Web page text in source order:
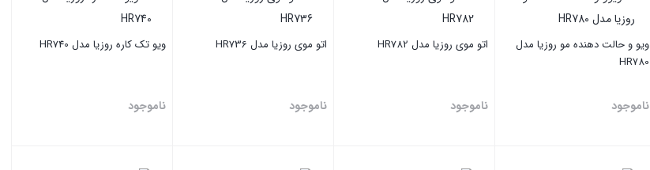
ویو و حالت دهنده مو روزیا مدل
HR780
ناموجود
اتو موی روزیا مدل HR782
ناموجود
اتو موی روزیا مدل HR736
ناموجود
ویو تک کاره روزیا مدل HR740
ناموجود